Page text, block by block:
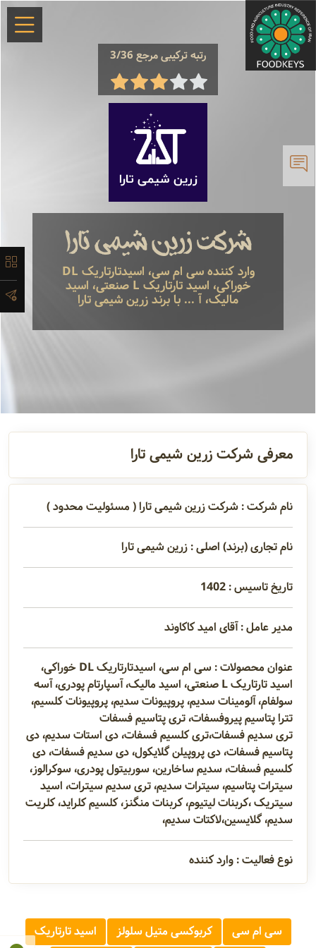
رتبه ترکیبی مرجع 3/36
شرکت زرین شیمی تارا
وارد کننده سی ام سی، اسیدتارتاریک DL
خوراکی، اسید تارتاریک L صنعتی، اسید
مالیک، آ ... با برند زرین شیمی تارا
×
معرفی
محصولات
آدرس و
مدیران و
مسئولین
گالری
سابقه
شرکت
معرفی شرکت زرین شیمی تارا
نام شرکت : شرکت زرین شیمی تارا ( مسئولیت محدود )
نام تجاری (برند) اصلی : زرین شیمی تارا
تاریخ تاسیس : 1402
مدیر عامل : آقای امید کاکاوند
عنوان محصولات : سی ام سی، اسیدتارتاریک DL خوراکی،
اسید تارتاریک L صنعتی، اسید مالیک، آسپارتام پودری، آسه
سولفام، آلومینات سدیم، پروپیونات سدیم، پروپیونات کلسیم،
تترا پتاسیم پیروفسفات، تری پتاسیم فسفات
تری سدیم فسفات،تری کلسیم فسفات، دی استات سدیم، دی
پتاسیم فسفات، دی پروپیلن گلایکول، دی سدیم فسفات، دی
کلسیم فسفات، سدیم ساخارین، سوربیتول پودری، سوکرالوز،
سیترات پتاسیم، سیترات سدیم، تری سدیم سیترات، اسید
سیتریک ،کربنات لیتیوم، کربنات منگنز، کلسیم کلراید، کلریت
سدیم، گلایسین،لاکتات سدیم،
نوع فعالیت : وارد کننده
سی ام سی کربوکسی متیل سلولز اسید تارتاریک